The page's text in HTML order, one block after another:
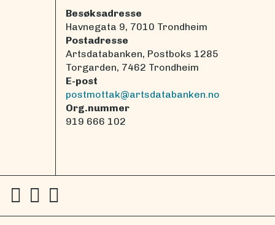
Besøksadresse
Havnegata 9, 7010 Trondheim
Postadresse
Artsdatabanken, Postboks 1285
Torgarden, 7462 Trondheim
E-post
postmottak@artsdatabanken.no
Org.nummer
919 666 102